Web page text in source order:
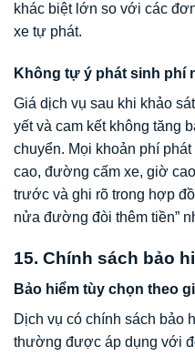
khác biệt lớn so với các
xe tự phát.
Không tự ý phát sinh phí
Giá dịch vụ sau khi khảo
yết và cam kết không tăng
chuyển. Mọi khoản phí
cao, đường cấm xe, giờ
trước và ghi rõ trong hợp
nửa đường đòi thêm tiền”
15. Chính sách bảo
Bảo hiểm tùy chọn theo
Dịch vụ có chính sách bảo
thường được áp dụng với